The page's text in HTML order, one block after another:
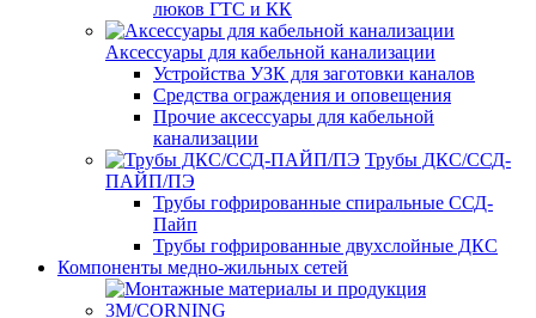
люков ГТС и КК
Аксессуары для кабельной канализации
Устройства УЗК для заготовки каналов
Средства ограждения и оповещения
Прочие аксессуары для кабельной
канализации
Трубы ДКС/ССД-
ПАЙП/ПЭ
Трубы гофрированные спиральные ССД-
Пайп
Трубы гофрированные двухслойные ДКС
Компоненты медно-жильных сетей